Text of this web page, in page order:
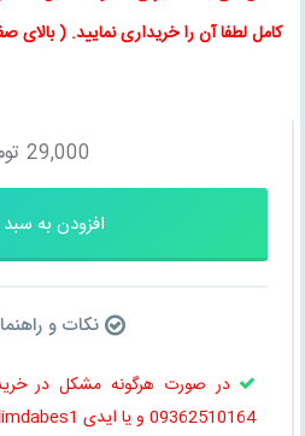
کامل لطفا آن را خریداری نمایید. (بالای
29,000
افزودن به
نکات و
در صورت هرگونه مشکل در
09362510164 و یا ایدی salimdabes1 پیغام ارسال نمایید.